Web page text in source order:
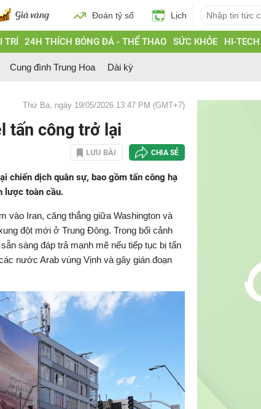
Đoán tỷ số Lịch
TRÍ 24H THÍCH BÓNG ĐÁ - THỂ THAO SỨC KHỎE HI-TECH
Cung đình Trung Hoa Dài kỳ
Thứ Ba, ngày 19/05/2026 13:47 PM (GMT+7)
tấn công trở lại
LƯU BÀI CHIA SẺ
chiến dịch quân sự, bao gồm tấn công hạ
lược toàn cầu.
vào Iran, căng thẳng giữa Washington và
đột mới ở Trung Đông. Trong bối cảnh
sàng đáp trả mạnh mẽ nếu tiếp tục bị tấn
nước Arab vùng Vịnh và gây gián đoạn